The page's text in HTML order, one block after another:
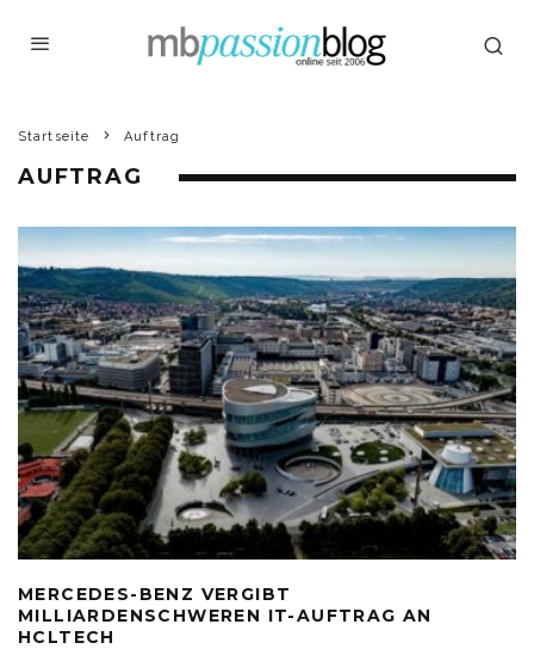
Startseite Auftrag
AUFTRAG
MERCEDES-BENZ VERGIBT
MILLIARDENSCHWEREN IT-AUFTRAG AN
HCLTECH